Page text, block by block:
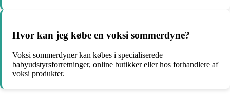
Hvor kan jeg købe en voksi sommerdyne?
Voksi sommerdyner kan købes i specialiserede
babyudstyrsforretninger, online butikker eller hos forhandlere af
voksi produkter.